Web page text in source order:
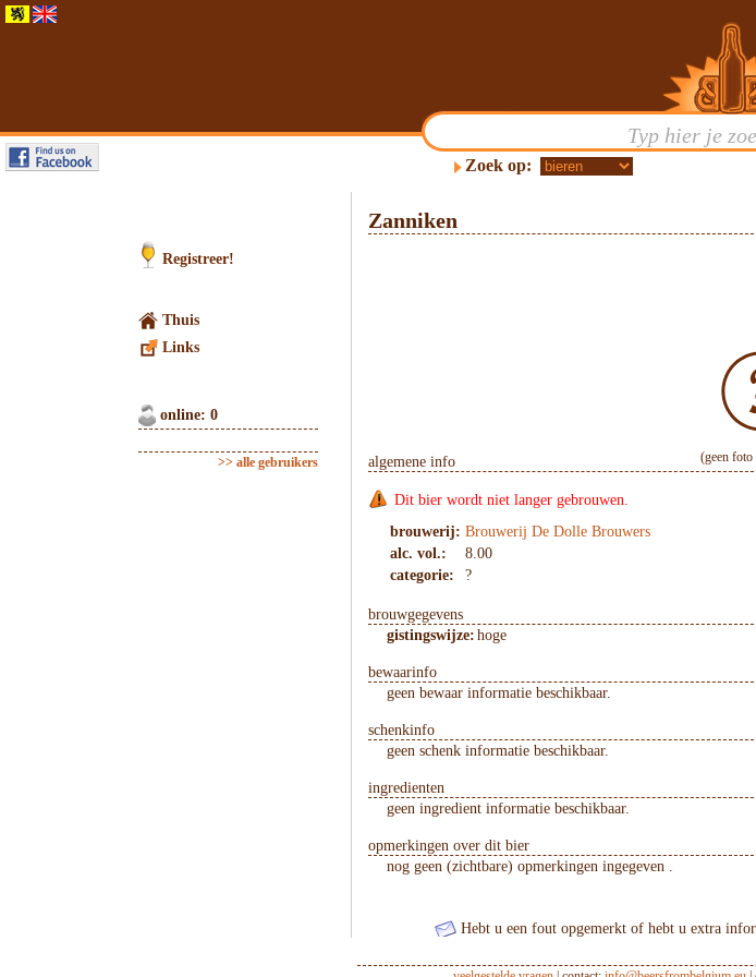
Zoek op:
Registreer!
Thuis
Links
online: 0
>> alle gebruikers
Zanniken
(geen foto
algemene info
Dit bier wordt niet langer gebrouwen.
brouwerij: Brouwerij De Dolle Brouwers
alc. vol.:
8.00
categorie:
?
brouwgegevens
gistingswijze: hoge
bewaarinfo
geen bewaar informatie beschikbaar.
schenkinfo
geen schenk informatie beschikbaar.
ingredienten
geen ingredient informatie beschikbaar.
opmerkingen over dit bier
nog geen (zichtbare) opmerkingen ingegeven .
Hebt u een fout opgemerkt of hebt u extra